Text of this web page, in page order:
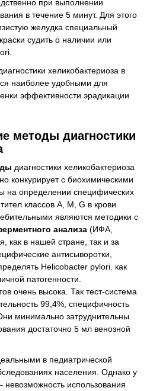
при выполнении
в течение 5 минут. Для этого
желудка специальный
судить о наличии или
хеликобактериоза в
наиболее удобными для
эффективности эрадикации
методы диагностики
диагностики хеликобактериоза
конкурирует с биохимическими
на определении специфических
классов А, М, G в крови
являются методики с
анализа (ИФА,
как в нашей стране, так и за
антисыворотки,
Helicobacter pylori. как
патогенности.
очень высока. Так тест-система
99,4%, специфичность
минимально затруднительны
достаточно 5 мл венозной
в педиатрической
населения. Однако у
невозможность использования